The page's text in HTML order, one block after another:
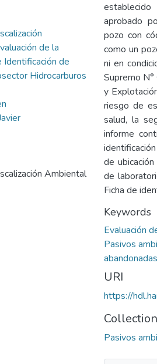
de la
Identificación de
Hidrocarburos
Ambiental
aprobado
pozo con
como un
ni en
Supremo
y
riesgo de
salud, la
informe
de
de
Ficha de
Keywords
Evaluación
Pasivos
abandonadas
URI
https://
Pasivos